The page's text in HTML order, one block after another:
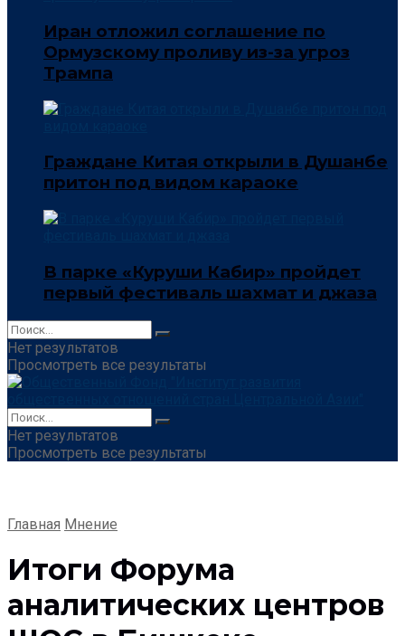
Иран отложил соглашение по
Ормузскому проливу из-за угроз
Трампа
Граждане Китая открыли в Душанбе
притон под видом караоке
В парке «Куруши Кабир» пройдет
первый фестиваль шахмат и джаза
Нет результатов
Просмотреть все результаты
Нет результатов
Просмотреть все результаты
Главная Мнение
Итоги Форума
аналитических центров